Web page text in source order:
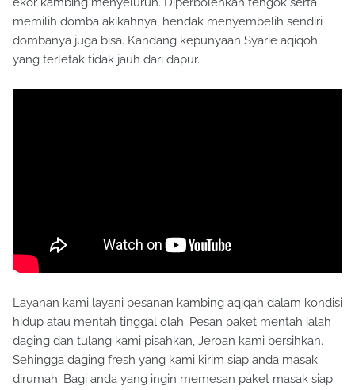
memilih domba akikahnya, hendak menyembelih sendiri
dombanya juga bisa. Kandang kepunyaan Syarie aqiqoh
yang terletak tidak jauh dari dapur.
Layanan kami layani pesanan kambing aqiqah dalam kondisi
hidup atau mentah tinggal olah. Pesan paket mentah ialah
daging dan tulang kami pisahkan, Jeroan kami bersihkan.
Sehingga daging fresh yang kami kirim siap anda masak
dirumah. Bagi anda yang ingin memesan paket masak siap